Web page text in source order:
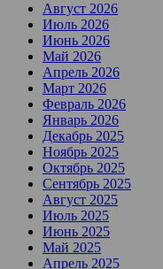
Август 2026
Июль 2026
Июнь 2026
Май 2026
Апрель 2026
Март 2026
Февраль 2026
Январь 2026
Декабрь 2025
Ноябрь 2025
Октябрь 2025
Сентябрь 2025
Август 2025
Июль 2025
Июнь 2025
Май 2025
Апрель 2025